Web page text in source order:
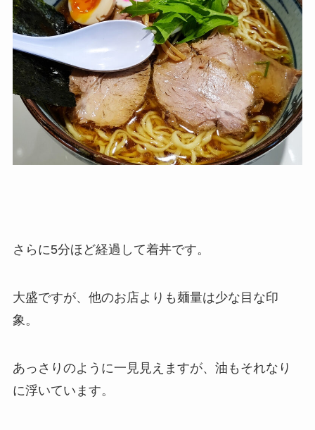
さらに5分ほど経過して着丼です。
大盛ですが、他のお店よりも麺量は少な目な印
象。
あっさりのように一見見えますが、油もそれなり
に浮いています。